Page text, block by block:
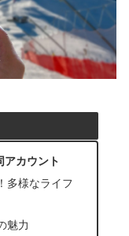
アカウント
多様なライフ
魅力